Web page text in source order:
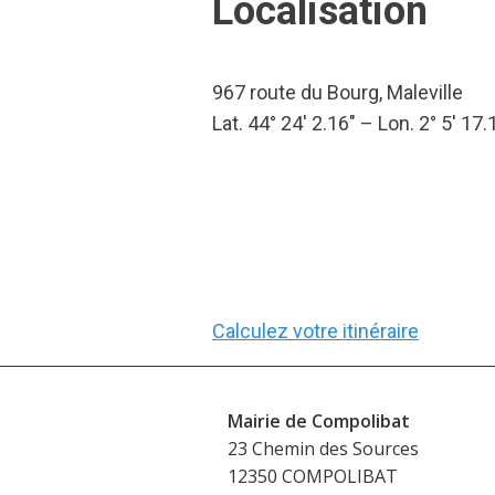
Localisation
967 route du Bourg, Maleville
Lat. 44° 24′ 2.16″ – Lon. 2° 5′
Calculez votre itinéraire
Mairie de Compolibat
23 Chemin des Sources
12350 COMPOLIBAT